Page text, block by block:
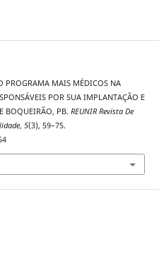
MAIS MÉDICOS NA
POR SUA IMPLANTAÇÃO E
BOQUEIRÃO, PB. REUNIR Revista De
, 5(3), 59–75.